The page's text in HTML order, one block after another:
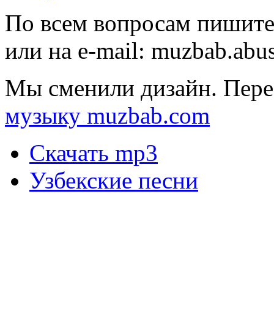
По всем вопросам
или на e-mail:
Мы сменили дизайн.
музыку muzbab.com
Скачать mp3
Узбекские песни